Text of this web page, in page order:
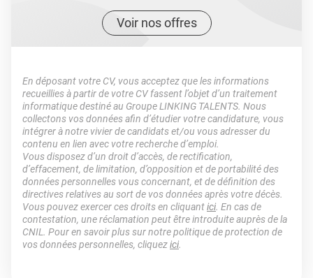
Voir nos offres
En déposant votre CV, vous acceptez que les informations
recueillies à partir de votre CV fassent l’objet d’un traitement
informatique destiné au Groupe LINKING TALENTS. Nous
collectons vos données afin d’étudier votre candidature, vous
intégrer à notre vivier de candidats et/ou vous adresser du
contenu en lien avec votre recherche d’emploi.
Vous disposez d’un droit d’accès, de rectification,
d’effacement, de limitation, d’opposition et de portabilité des
données personnelles vous concernant, et de définition des
directives relatives au sort de vos données après votre décès.
Vous pouvez exercer ces droits en cliquantici. En cas de
contestation, une réclamation peut être introduite auprès de la
CNIL. Pour en savoir plus sur notre politique de protection de
vos données personnelles, cliquezici.